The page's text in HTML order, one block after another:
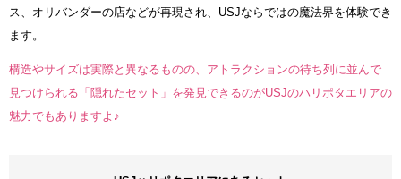
ス、オリバンダーの店などが再現され、USJならではの魔法界を体験でき
ます。
構造やサイズは実際と異なるものの、アトラクションの待ち列に並んで
見つけられる「隠れたセット」を発見できるのがUSJのハリポタエリアの
魅力でもありますよ♪